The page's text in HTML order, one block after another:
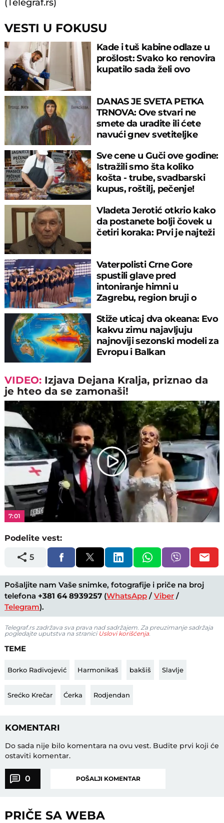
(Telegraf.rs)
VESTI U FOKUSU
Kade i tuš kabine odlaze u
prošlost: Svako ko renovira
kupatilo sada želi ovo
DANAS JE SVETA PETKA
TRNOVA: Ove stvari ne
smete da uradite ili ćete
navući gnev svetiteljke
Sve cene u Guči ove godine:
Istražili smo šta koliko
košta - trube, svadbarski
kupus, roštilj, pečenje!
Vladeta Jerotić otkrio kako
da postanete bolji čovek u
četiri koraka: Prvi je najteži
Vaterpolisti Crne Gore
spustili glave pred
intoniranje himni u
Zagrebu, region bruji o
Stiže uticaj dva okeana: Evo
kakvu zimu najavljuju
najnoviji sezonski modeli za
Evropu i Balkan
VIDEO: Izjava Dejana Kralja, priznao da
je hteo da se zamonaši!
Play
Video
7:01
Podelite vest:
5
Pošaljite nam Vaše snimke, fotografije i priče na broj
telefona +381 64 8939257 (WhatsApp /Viber /
Telegram).
Telegraf.rs zadržava sva prava nad sadržajem. Za preuzimanje sadržaja
pogledajte uputstva na stranici Uslovi korišćenja.
TEME
Borko Radivojević Harmonikaš bakšiš Slavlje
Srećko Krečar Ćerka Rodjendan
KOMENTARI
Do sada nije bilo komentara na ovu vest. Budite prvi koji će
ostaviti komentar.
0 POŠALJI KOMENTAR
PRIČE SA WEBA